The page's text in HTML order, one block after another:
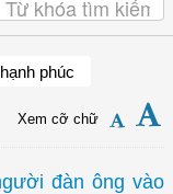
công tác Hội và phong
phúc
Xem cỡ chữ
đàn ông vào